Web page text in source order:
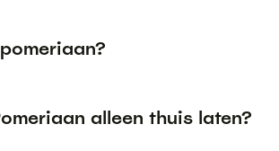
alleen thuis laten?